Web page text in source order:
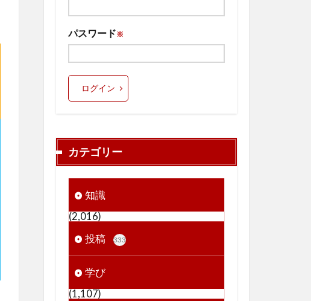
パスワード※
ログイン
カテゴリー
知識
(2,016)
投稿
333
学び
(1,107)